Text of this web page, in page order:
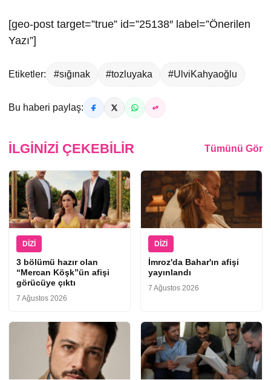
[geo-post target=”true” id=”25138″ label=”Önerilen
Yazı”]
Etiketler: #sığınak #tozluyaka #UlviKahyaoğlu
Bu haberi paylaş:
İLGINIZI ÇEKEBILIR Tümünü Gör
DIZI
3 bölümü hazır olan
“Mercan Köşk”ün afişi
görücüye çıktı
7 Ağustos 2026
DIZI
İmroz'da Bahar'ın afişi
yayınlandı
7 Ağustos 2026